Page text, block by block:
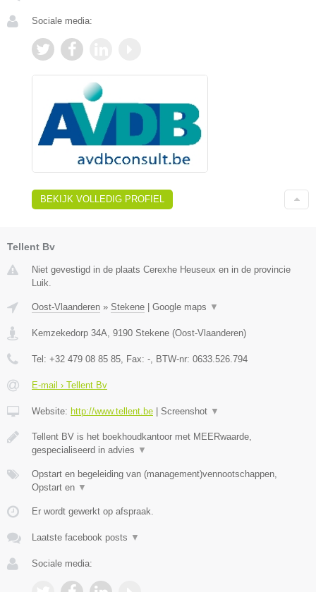
Sociale media:
BEKIJK VOLLEDIG PROFIEL
Tellent Bv
Niet gevestigd in de plaats Cerexhe Heuseux en in de provincie
Luik.
Oost-Vlaanderen » Stekene | Google maps ▼
Kemzekedorp 34A 9190 Stekene (Oost-Vlaanderen)
Tel: +32 479 08 85 85 , Fax: - , BTW-nr: 0633.526.794
E-mail › Tellent Bv
Website: http://www.tellent.be | Screenshot ▼
Tellent BV is het boekhoudkantoor met MEERwaarde,
gespecialiseerd in advies ▼
Opstart en begeleiding van (management)vennootschappen,
Opstart en ▼
Er wordt gewerkt op afspraak.
Laatste facebook posts ▼
Sociale media: